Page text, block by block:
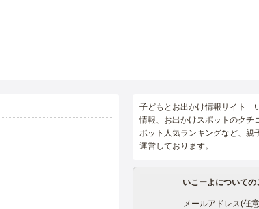
子どもとお出かけ情報サイト「
情報、お出かけスポットのクチ
ポット人気ランキングなど、親
運営しております。
いこーよについて
メールアドレス(任